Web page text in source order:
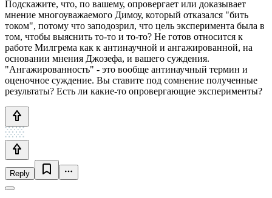
Подскажите, что, по вашему, опровергает или доказывает
мнение многоуважаемого Димоу, который отказался "бить
током", потому что заподозрил, что цель эксперимента была в
том, чтобы выяснить то-то и то-то? Не готов относится к
работе Милгрема как к антинаучной и ангажированной, на
основании мнения Джозефа, и вашего суждения.
"Ангажированность" - это вообще антинаучный термин и
оценочное суждение. Вы ставите под сомнение полученные
результаты? Есть ли какие-то опровергающие эксперименты?
Reply